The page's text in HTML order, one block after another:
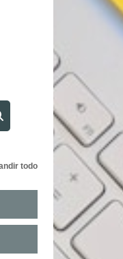
cursos
Buscar cursos
todo